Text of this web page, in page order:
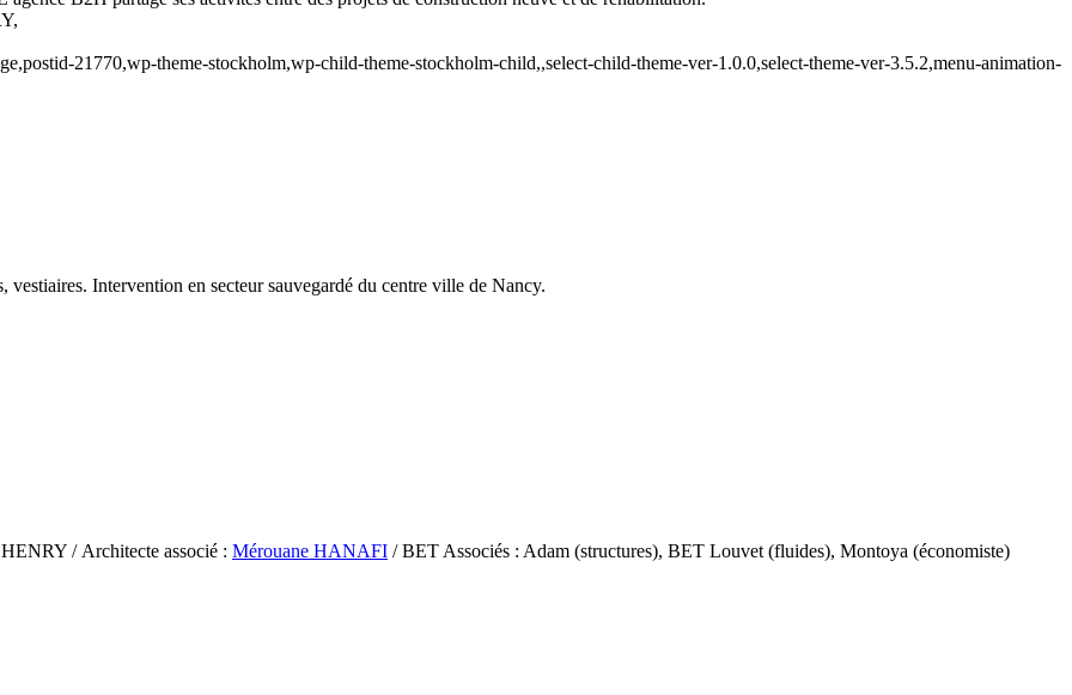
21770,wp-theme-stockholm,wp-child-theme-stockholm-child,,select-child-theme-ver-1.0.0,select-theme-ver-3.5.2,menu-animation-
Intervention en secteur sauvegardé du centre ville de Nancy.
/ Architecte associé : Mérouane HANAFI / BET Associés : Adam (structures), BET Louvet (fluides), Montoya (économiste)